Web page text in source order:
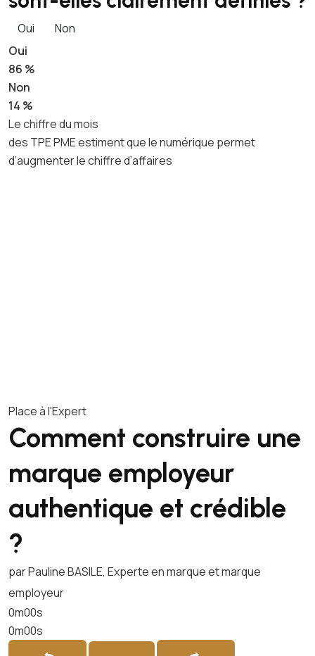
Oui
Non
Oui
86 %
Non
14 %
Le chiffre du mois
des TPE PME estiment que le numérique permet
d’augmenter le chiffre d’affaires
Place à l'Expert
Comment construire une
marque employeur
authentique et crédible
?
par Pauline BASILE, Experte en marque et marque
employeur
0m00s
0m00s